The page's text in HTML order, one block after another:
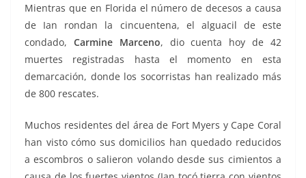
Mientras que en Florida el número de decesos a causa
de Ian rondan la cincuentena, el alguacil de este
condado, Carmine Marceno, dio cuenta hoy de 42
muertes registradas hasta el momento en esta
demarcación, donde los socorristas han realizado más
de 800 rescates.
Muchos residentes del área de Fort Myers y Cape Coral
han visto cómo sus domicilios han quedado reducidos
a escombros o salieron volando desde sus cimientos a